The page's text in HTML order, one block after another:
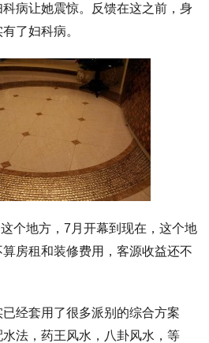
病让她震惊。反馈在这之前，身
了妇科病。
个地方，7月开幕到现在，这个地
房租和装修费用，客源收益还不
经套用了很多派别的综合方案
法，药王风水，八卦风水，等